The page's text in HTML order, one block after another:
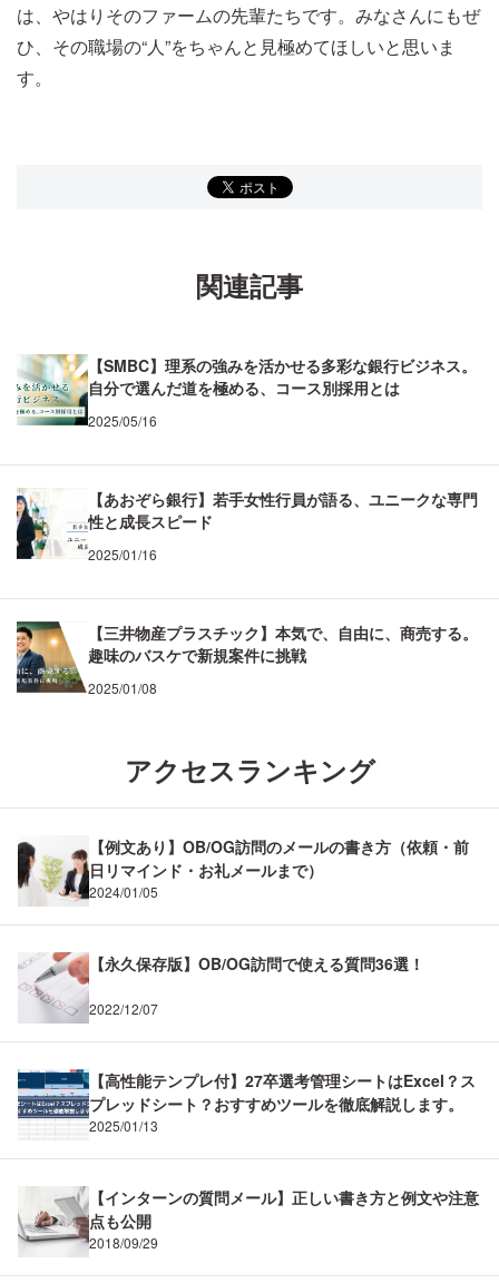
は、やはりそのファームの先輩たちです。みなさんにもぜ
ひ、その職場の“人”をちゃんと見極めてほしいと思いま
す。
関連記事
【SMBC】理系の強みを活かせる多彩な銀行ビジネス。
自分で選んだ道を極める、コース別採用とは
2025/05/16
【あおぞら銀行】若手女性行員が語る、ユニークな専門
性と成長スピード
2025/01/16
【三井物産プラスチック】本気で、自由に、商売する。
趣味のバスケで新規案件に挑戦
2025/01/08
アクセスランキング
【例文あり】OB/OG訪問のメールの書き方（依頼・前
日リマインド・お礼メールまで）
2024/01/05
【永久保存版】OB/OG訪問で使える質問36選！
2022/12/07
【高性能テンプレ付】27卒選考管理シートはExcel？ス
プレッドシート？おすすめツールを徹底解説します。
2025/01/13
【インターンの質問メール】正しい書き方と例文や注意
点も公開
2018/09/29